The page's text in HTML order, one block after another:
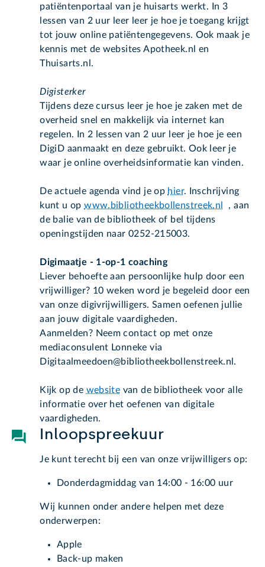
patiëntenportaal van je huisarts werkt. In 3
lessen van 2 uur leer leer je hoe je toegang krijgt
tot jouw online patiëntengegevens. Ook maak je
kennis met de websites Apotheek.nl en
Thuisarts.nl.
Digisterker
Tijdens deze cursus leer je hoe je zaken met de
overheid snel en makkelijk via internet kan
regelen. In 2 lessen van 2 uur leer je hoe je een
DigiD aanmaakt en deze gebruikt. Ook leer je
waar je online overheidsinformatie kan vinden.
De actuele agenda vind je op hier. Inschrijving
kunt u opwww.bibliotheekbollenstreek.nl
, aan
de balie van de bibliotheek of bel tijdens
openingstijden naar 0252-215003.
Digimaatje - 1-op-1 coaching
Liever behoefte aan persoonlijke hulp door een
vrijwilliger? 10 weken word je begeleid door een
van onze digivrijwilligers. Samen oefenen jullie
aan jouw digitale vaardigheden.
Aanmelden? Neem contact op met onze
mediaconsulent Lonneke via
Digitaalmeedoen@bibliotheekbollenstreek.nl.
Kijk op de website van de bibliotheek voor alle
informatie over het oefenen van digitale
vaardigheden.
Inloopspreekuur
Je kunt terecht bij een van onze vrijwilligers op:
Donderdagmiddag van 14:00 - 16:00 uur
Wij kunnen onder andere helpen met deze
onderwerpen:
Apple
Back-up maken